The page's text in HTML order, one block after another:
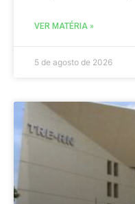
VER MATÉRIA »
5 de agosto de 2026